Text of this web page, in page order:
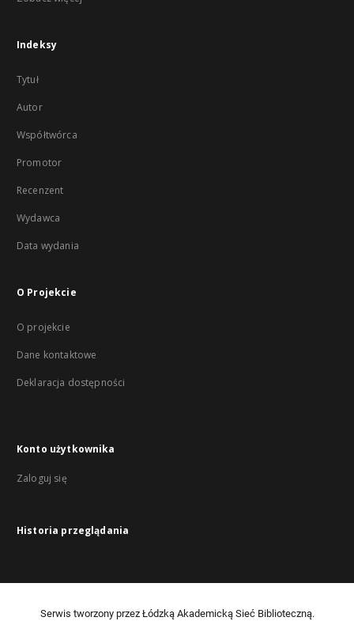
Indeksy
Tytuł
Autor
Współtwórca
Promotor
Recenzent
Wydawca
Data wydania
O Projekcie
O projekcie
Dane kontaktowe
Deklaracja dostępności
Konto użytkownika
Zaloguj się
Historia przeglądania
Serwis tworzony przez Łódzką Akademicką Sieć Biblioteczną.